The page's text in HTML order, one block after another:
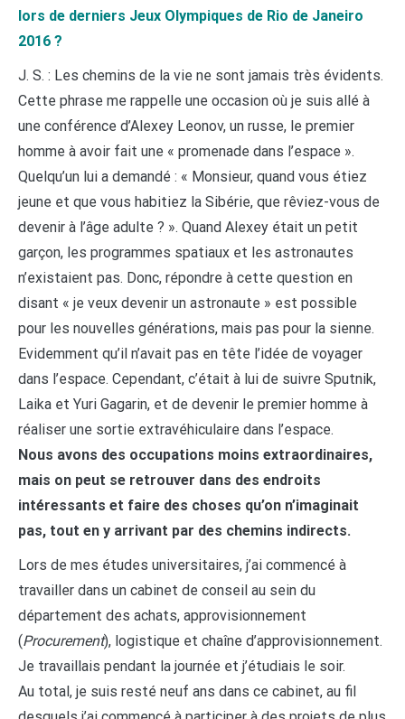
lors de derniers Jeux Olympiques de Rio de Janeiro
2016 ?
J. S. : Les chemins de la vie ne sont jamais très évidents.
Cette phrase me rappelle une occasion où je suis allé à
une conférence d’Alexey Leonov, un russe, le premier
homme à avoir fait une « promenade dans l’espace ».
Quelqu’un lui a demandé : « Monsieur, quand vous étiez
jeune et que vous habitiez la Sibérie, que rêviez-vous de
devenir à l’âge adulte ? ». Quand Alexey était un petit
garçon, les programmes spatiaux et les astronautes
n’existaient pas. Donc, répondre à cette question en
disant « je veux devenir un astronaute » est possible
pour les nouvelles générations, mais pas pour la sienne.
Evidemment qu’il n’avait pas en tête l’idée de voyager
dans l’espace. Cependant, c’était à lui de suivre Sputnik,
Laika et Yuri Gagarin, et de devenir le premier homme à
réaliser une sortie extravéhiculaire dans l’espace.
Nous avons des occupations moins extraordinaires,
mais on peut se retrouver dans des endroits
intéressants et faire des choses qu’on n’imaginait
pas, tout en y arrivant par des chemins indirects.
Lors de mes études universitaires, j’ai commencé à
travailler dans un cabinet de conseil au sein du
département des achats, approvisionnement
(Procurement), logistique et chaîne d’approvisionnement.
Je travaillais pendant la journée et j’étudiais le soir.
Au total, je suis resté neuf ans dans ce cabinet, au fil